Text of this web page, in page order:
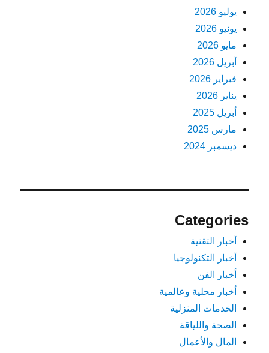
يوليو 2026
يونيو 2026
مايو 2026
أبريل 2026
فبراير 2026
يناير 2026
أبريل 2025
مارس 2025
ديسمبر 2024
Categories
أخبار التقنية
أخبار التكنولوجيا
أخبار الفن
أخبار محلية وعالمية
الخدمات المنزلية
الصحة واللياقة
المال والأعمال